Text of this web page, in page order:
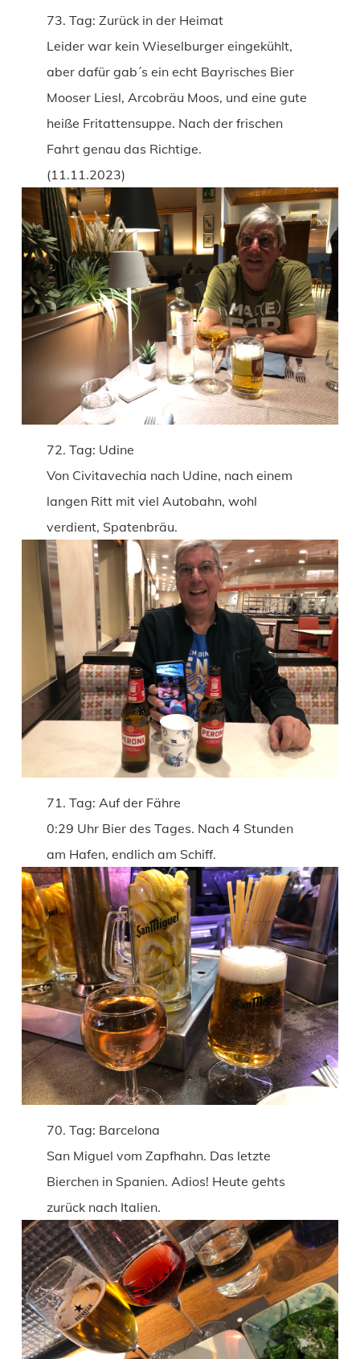
73. Tag: Zurück in der Heimat
Leider war kein Wieselburger eingekühlt,
aber dafür gab´s ein echt Bayrisches Bier
Mooser Liesl, Arcobräu Moos, und eine gute
heiße Fritattensuppe. Nach der frischen
Fahrt genau das Richtige.
(11.11.2023)
72. Tag: Udine
Von Civitavechia nach Udine, nach einem
langen Ritt mit viel Autobahn, wohl
verdient, Spatenbräu.
71. Tag: Auf der Fähre
0:29 Uhr Bier des Tages. Nach 4 Stunden
am Hafen, endlich am Schiff.
70. Tag: Barcelona
San Miguel vom Zapfhahn. Das letzte
Bierchen in Spanien. Adios! Heute gehts
zurück nach Italien.